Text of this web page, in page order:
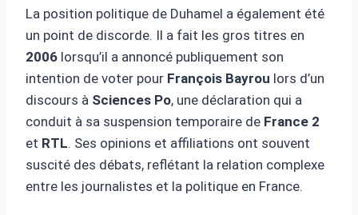
La position politique de Duhamel a également été
un point de discorde. Il a fait les gros titres en
2006 lorsqu’il a annoncé publiquement son
intention de voter pour François Bayrou lors d’un
discours à Sciences Po, une déclaration qui a
conduit à sa suspension temporaire de France 2
et RTL. Ses opinions et affiliations ont souvent
suscité des débats, reflétant la relation complexe
entre les journalistes et la politique en France.